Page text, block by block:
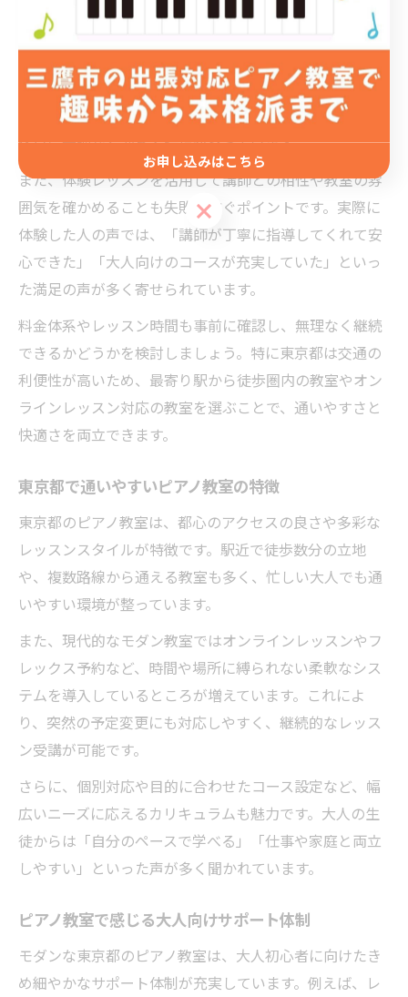
大人初心者が東京都内でピアノ教室を選ぶ際は、レッス
ンの柔軟性や自分のライフスタイルに合った通いやすさ
を重視することが大切です。モダンなピアノ教室では、
平日夜間や土日も対応している場合が多く、仕事帰りや
休日に無理なく通える環境が整っています。
また、体験レッスンを活用して講師との相性や教室の雰
囲気を確かめることも失敗を防ぐポイントです。実際に
体験した人の声では、「講師が丁寧に指導してくれて安
心できた」「大人向けのコースが充実していた」といっ
た満足の声が多く寄せられています。
料金体系やレッスン時間も事前に確認し、無理なく継続
できるかどうかを検討しましょう。特に東京都は交通の
利便性が高いため、最寄り駅から徒歩圏内の教室やオン
ラインレッスン対応の教室を選ぶことで、通いやすさと
快適さを両立できます。
東京都で通いやすいピアノ教室の特徴
東京都のピアノ教室は、都心のアクセスの良さや多彩な
レッスンスタイルが特徴です。駅近で徒歩数分の立地
や、複数路線から通える教室も多く、忙しい大人でも通
いやすい環境が整っています。
また、現代的なモダン教室ではオンラインレッスンやフ
レックス予約など、時間や場所に縛られない柔軟なシス
テムを導入しているところが増えています。これによ
り、突然の予定変更にも対応しやすく、継続的なレッス
ン受講が可能です。
さらに、個別対応や目的に合わせたコース設定など、幅
広いニーズに応えるカリキュラムも魅力です。大人の生
徒からは「自分のペースで学べる」「仕事や家庭と両立
しやすい」といった声が多く聞かれています。
ピアノ教室で感じる大人向けサポート体制
モダンな東京都のピアノ教室は、大人初心者に向けたき
め細やかなサポート体制が充実しています。例えば、レ
お申し込みはこちら
お申し込みはこちら